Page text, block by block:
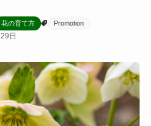
花の育て方 Promotion
日